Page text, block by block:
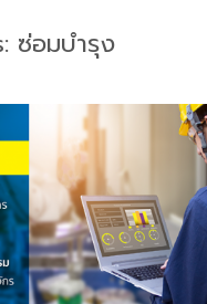
ซ่อมบำรุง